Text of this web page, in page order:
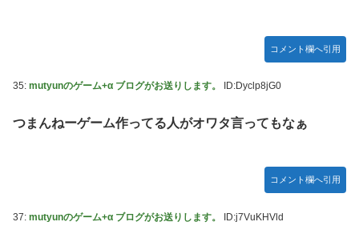
コメント欄へ引用
35: mutyunのゲーム+α ブログがお送りします。 ID:Dyclp8jG0
つまんねーゲーム作ってる人がオワタ言ってもなぁ
コメント欄へ引用
37: mutyunのゲーム+α ブログがお送りします。 ID:j7VuKHVld